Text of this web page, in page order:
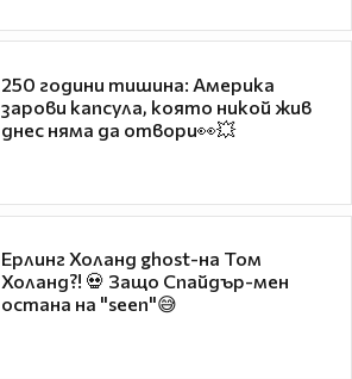
250 години тишина: Америка
зарови капсула, която никой жив
днес няма да отвори👀💥
Ерлинг Холанд ghost-на Том
Холанд?! 💀 Защо Спайдър-мен
остана на "seen"😅